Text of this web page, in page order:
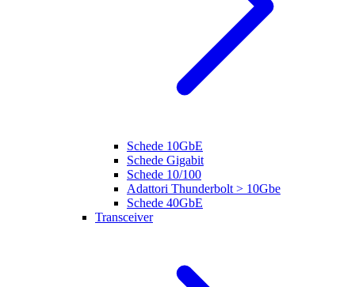
Schede 10GbE
Schede Gigabit
Schede 10/100
Adattori Thunderbolt > 10Gbe
Schede 40GbE
Transceiver